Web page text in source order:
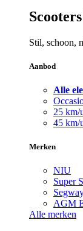
Stil, schoon,
Aanbod
Alle
25 km/
45 km/
Merken
NIU
Super
AGM
Alle merken